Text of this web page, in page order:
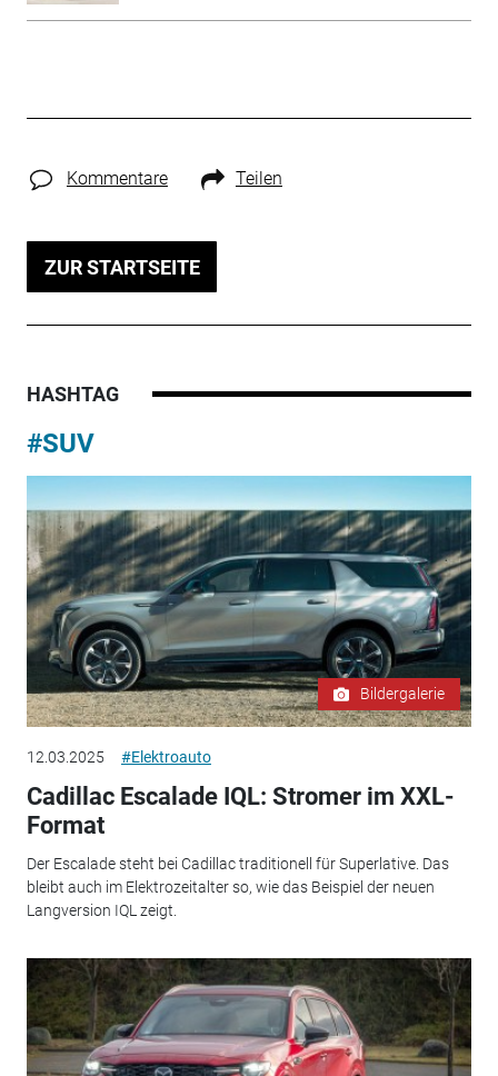
Kommentare Teilen
ZUR STARTSEITE
HASHTAG
#SUV
Bildergalerie
12.03.2025 #Elektroauto
Cadillac Escalade IQL: Stromer im XXL-
Format
Der Escalade steht bei Cadillac traditionell für Superlative. Das
bleibt auch im Elektrozeitalter so, wie das Beispiel der neuen
Langversion IQL zeigt.